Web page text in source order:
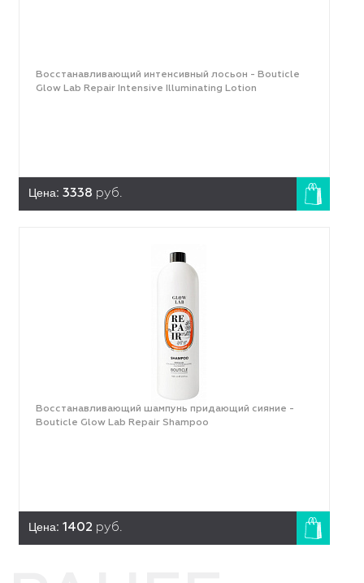
Восстанавливающий интенсивный лосьон - Bouticle
Glow Lab Repair Intensive Illuminating Lotion
Цена: 3338 руб.
Восстанавливающий шампунь придающий сияние -
Bouticle Glow Lab Repair Shampoo
Цена: 1402 руб.